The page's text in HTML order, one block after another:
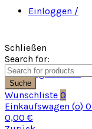
Einloggen /
Registrieren
Schließen
Search for:
Suche
Wunschliste 0
Einkaufswagen (o) 0
0,00 €